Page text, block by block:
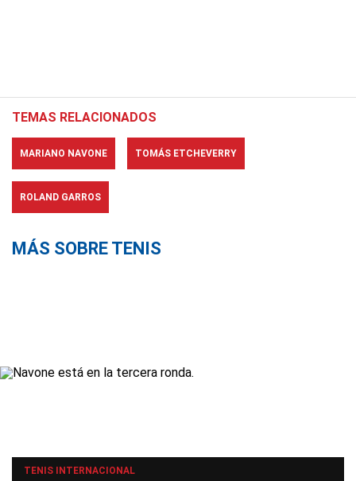
TEMAS RELACIONADOS
MARIANO NAVONE TOMÁS ETCHEVERRY
ROLAND GARROS
MÁS SOBRE TENIS
TENIS INTERNACIONAL